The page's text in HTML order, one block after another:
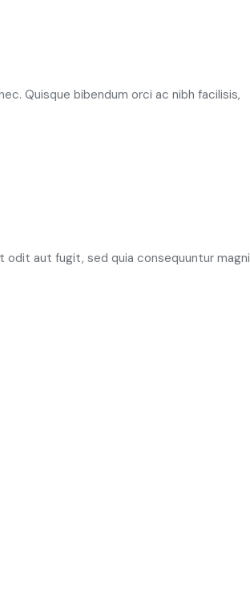
Quisque bibendum orci ac nibh facilisis,
aut fugit, sed quia consequuntur magni